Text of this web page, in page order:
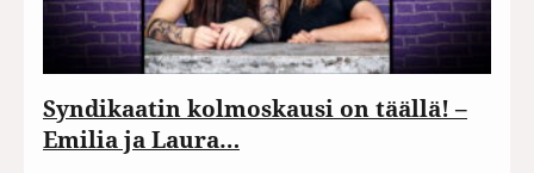
Syndikaatin kolmoskausi on täällä! –
Emilia ja Laura…